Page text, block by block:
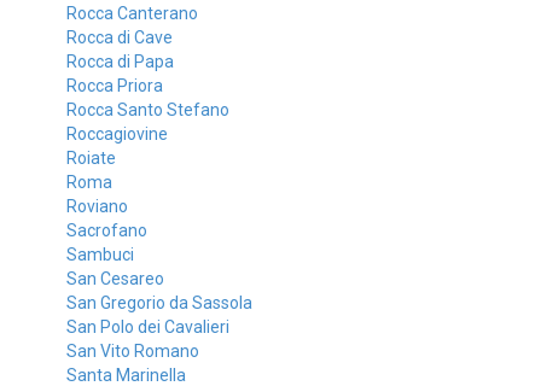
Rocca Canterano
Rocca di Cave
Rocca di Papa
Rocca Priora
Rocca Santo Stefano
Roccagiovine
Roiate
Roma
Roviano
Sacrofano
Sambuci
San Cesareo
San Gregorio da Sassola
San Polo dei Cavalieri
San Vito Romano
Santa Marinella